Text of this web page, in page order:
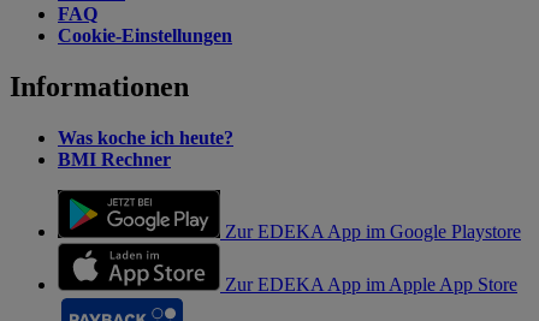
FAQ
Cookie-Einstellungen
Informationen
Was koche ich heute?
BMI Rechner
Zur EDEKA App im Google Playstore
Zur EDEKA App im Apple App Store